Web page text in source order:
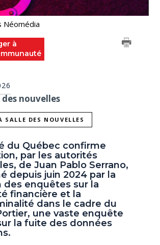
Néomédia
à
des nouvelles
SALLE DES NOUVELLES
du Québec confirme
par les autorités
de Juan Pablo Serrano,
depuis juin 2024 par la
des enquêtes sur la
financière et la
dans le cadre du
une vaste enquête
la fuite des données